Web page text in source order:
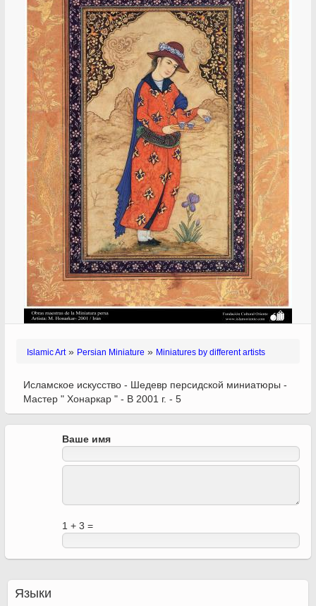
Islamic Art» Persian Miniature » Miniatures by different artists
Исламское искусство - Шедевр персидской миниатюры -
Мастер " Хонаркар " - В 2001 г. - 5
Ваше имя
1 + 3 =
Языки